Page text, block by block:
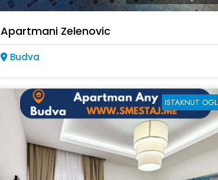
Apartmani Zelenovic
Budva
ISTAKNUT